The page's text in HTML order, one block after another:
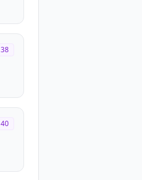
38
40